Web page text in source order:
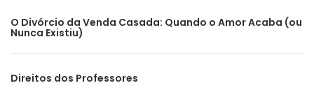
O Divórcio da Venda Casada: Quando o Amor Acaba (ou
Nunca Existiu)
Direitos dos Professores